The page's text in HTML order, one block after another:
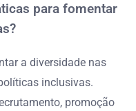
para fomentar
a diversidade nas
inclusivas.
promoção